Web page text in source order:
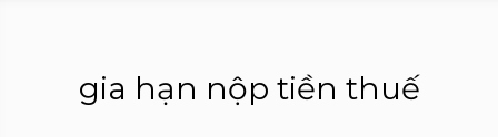
gia hạn nộp tiền thuế